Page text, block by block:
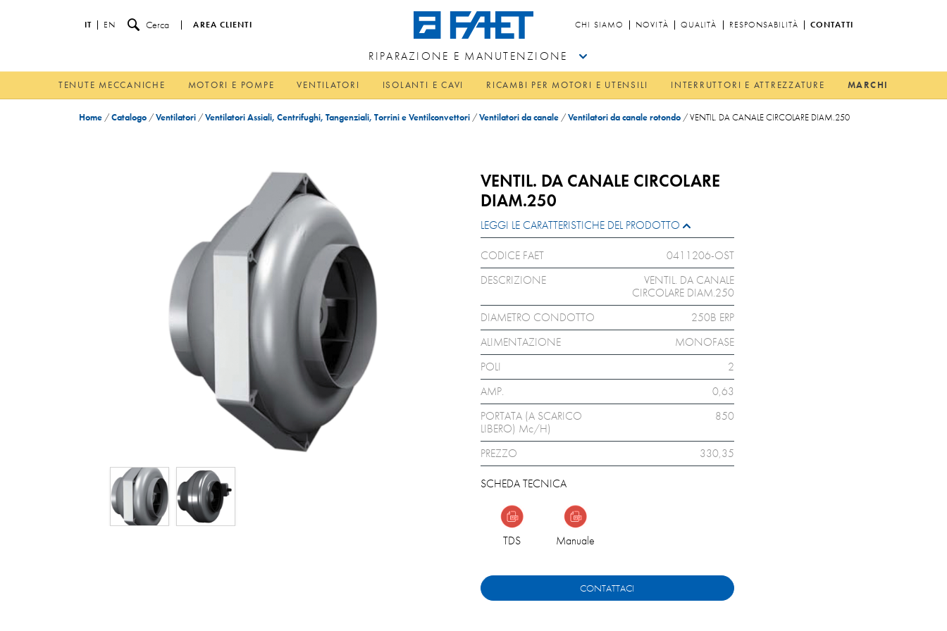
IT EN Cerca AREA CLIENTI CHI SIAMO NOVITÀ QUALITÀ RESPONSABILITÀ CONTATTI
RIPARAZIONE E MANUTENZIONE
TENUTE MECCANICHE MOTORI E POMPE VENTILATORI ISOLANTI E CAVI RICAMBI PER MOTORI E UTENSILI INTERRUTTORI E ATTREZZATURE MARCHI
Home /Catalogo /Ventilatori /Ventilatori Assiali, Centrifughi, Tangenziali, Torrini e Ventilconvettori /Ventilatori da canale /Ventilatori da canale rotondo /VENTIL. DA CANALE CIRCOLARE DIAM.250
VENTIL. DA CANALE CIRCOLARE
DIAM.250
LEGGI LE CARATTERISTICHE DEL PRODOTTO
CODICE FAET
0411206-OST
DESCRIZIONE
VENTIL. DA CANALE
CIRCOLARE DIAM.250
DIAMETRO CONDOTTO
250B ERP
ALIMENTAZIONE
MONOFASE
POLI
2
AMP.
0,63
PORTATA (A SCARICO
LIBERO) Mc/H)
850
PREZZO 330,35
SCHEDA TECNICA
TDS Manuale
CONTATTACI